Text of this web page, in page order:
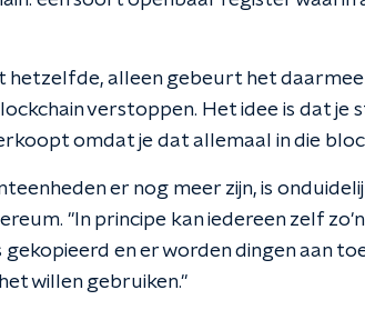
alleen gebeurt het
verstoppen. Het idee is dat je
omdat je dat allemaal in die
er nog meer zijn, is
"In principe kan iedereen zelf
gekopieerd en er worden dingen aan
willen gebruiken."